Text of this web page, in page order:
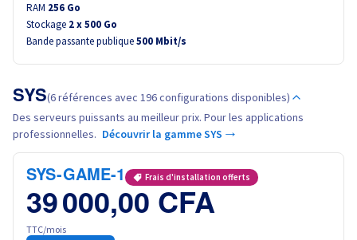
RAM 256 Go
Stockage 2 x 500 Go
Bande passante publique500 Mbit/s
SYS(6 références avec 196 configurations disponibles)
Des serveurs puissants au meilleur prix. Pour les applications
professionnelles. Découvrir la gamme SYS →
SYS-GAME-1 Frais d'installation offerts
39 000,00 CFA
TTC/mois